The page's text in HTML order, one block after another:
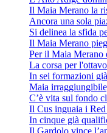
Il Maia Merano la
Ancora una sola
Si delinea la sfida
Il Maia Merano
Per il Maia Merano
La corsa per
In sei formazioni
Maia
C’è vita sul fondo
Il Cus inguaia i
In cinque già
Il Gardolo vince